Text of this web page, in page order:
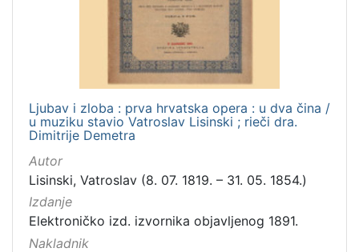
Ljubav i zloba : prva hrvatska opera : u dva čina /
u muziku stavio Vatroslav Lisinski ; rieči dra.
Dimitrije Demetra
Autor
Lisinski, Vatroslav (8. 07. 1819. – 31. 05. 1854.)
Izdanje
Elektroničko izd. izvornika objavljenog 1891.
Nakladnik